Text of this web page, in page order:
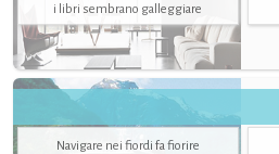
i libri sembrano galleggiare
Navigare nei fiordi fa fiorire